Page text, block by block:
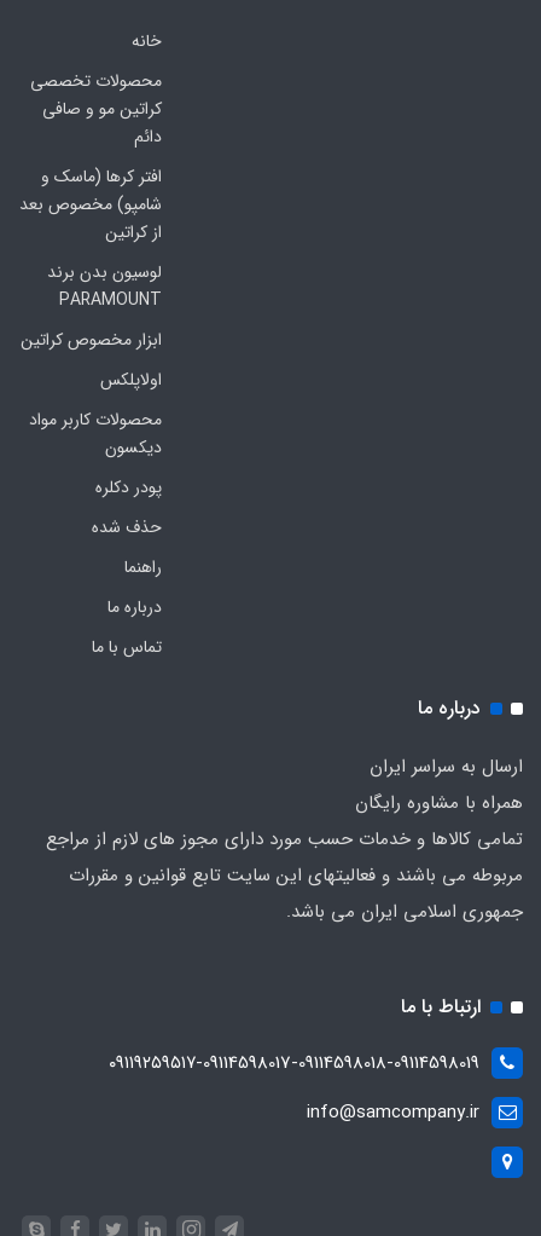
خانه
محصولات تخصصی
کراتین مو و صافی
دائم
افتر کرها (ماسک و
شامپو) مخصوص بعد
از کراتین
لوسیون بدن برند
PARAMOUNT
ابزار مخصوص کراتین
اولاپلکس
محصولات کاربر مواد
دیکسون
پودر دکلره
حذف شده
راهنما
درباره ما
تماس با ما
درباره ما
ارسال به سراسر ایران
همراه با مشاوره رایگان
تمامی کالاها و خدمات حسب مورد دارای مجوز های لازم از مراجع
مربوطه می باشند و فعالیتهای این سایت تابع قوانین و مقررات
جمهوری اسلامی ایران می باشد.
ارتباط با ما
۰۹۱۱۹۲۵۹۵۱۷-09114598017-09114598018-09114598019
info@samcompany.ir